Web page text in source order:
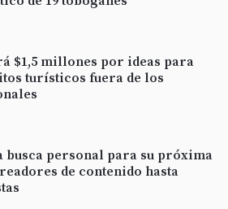
$1,5 millones por ideas para
turísticos fuera de los
busca personal para su próxima
de contenido hasta